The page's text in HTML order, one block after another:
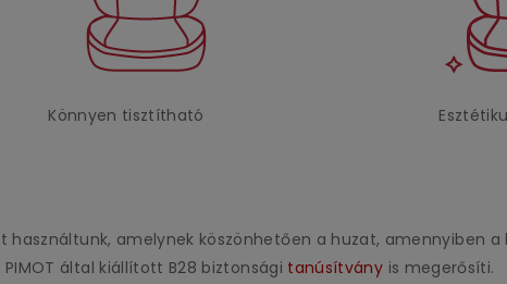
Könnyen tisztítható
amelynek köszönhetően a huzat, amennyiben a
által kiállított B28 biztonsági tanúsítvány is megerősíti.